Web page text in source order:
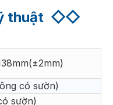
thuật ◇◇
có sườn)
sườn)